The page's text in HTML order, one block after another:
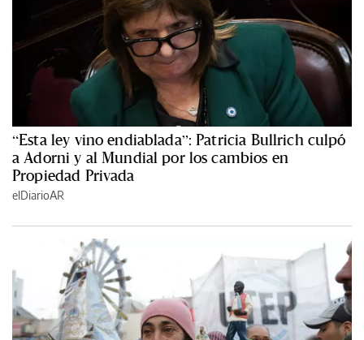
“Esta ley vino endiablada”: Patricia Bullrich culpó
a Adorni y al Mundial por los cambios en
Propiedad Privada
elDiarioAR